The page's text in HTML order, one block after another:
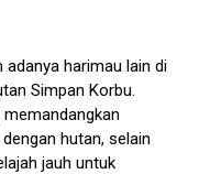
adanya harimau lain di
Simpan Korbu.
hutan, selain
jauh untuk